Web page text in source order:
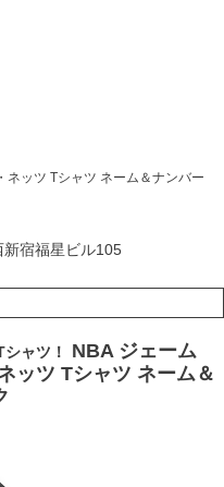
宿福星ビル105
ネッツ Tシャツ ネーム＆ナンバー
ャツ！
NBA ジェーム
ッツ Tシャツ ネーム＆